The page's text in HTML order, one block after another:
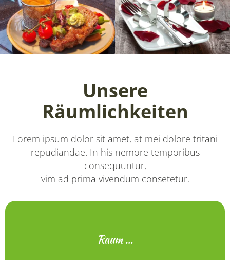
Unsere
Räumlichkeiten
Lorem ipsum dolor sit amet, at mei dolore tritani
repudiandae. In his nemore temporibus
consequuntur,
vim ad prima vivendum consetetur.
Raum …